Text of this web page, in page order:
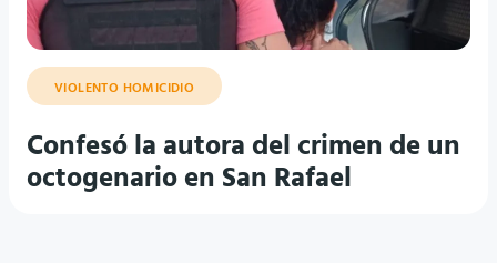
VIOLENTO HOMICIDIO
Confesó la autora del crimen de un
octogenario en San Rafael